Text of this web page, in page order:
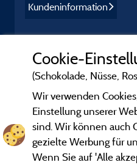
Kundeninformation
Cookie-
(Schokolade, Nüsse,
Wir verwenden
Einstellung unserer
sind. Wir können auch
gezielte Werbung für
Wenn Sie auf 'Alle